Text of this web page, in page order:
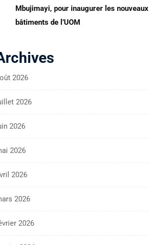
Mbujimayi, pour inaugurer les nouveaux
bâtiments de l’UOM
2026
2026
2026
2026
2026
2026
2026